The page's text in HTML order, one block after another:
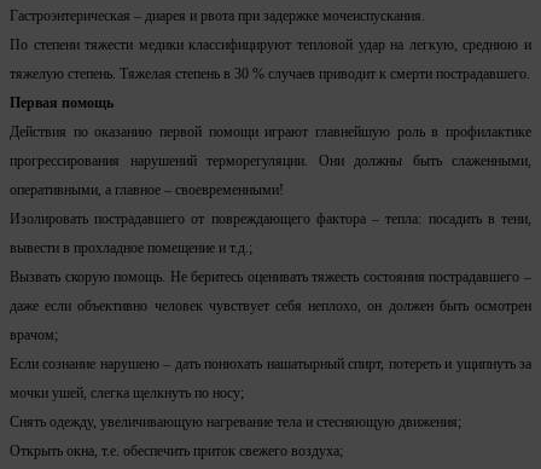
Гастроэнтерическая – диарея и рвота при задержке мочеиспускания.
По степени тяжести медики классифицируют тепловой удар на легкую, среднюю и
тяжелую степень. Тяжелая степень в 30 % случаев приводит к смерти пострадавшего.
Первая помощь
Действия по оказанию первой помощи играют главнейшую роль в профилактике
прогрессирования нарушений терморегуляции. Они должны быть слаженными,
оперативными, а главное – своевременными!
Изолировать пострадавшего от повреждающего фактора – тепла: посадить в тени,
вывести в прохладное помещение и т.д.;
Вызвать скорую помощь. Не беритесь оценивать тяжесть состояния пострадавшего –
даже если объективно человек чувствует себя неплохо, он должен быть осмотрен
врачом;
Если сознание нарушено – дать понюхать нашатырный спирт, потереть и ущипнуть за
мочки ушей, слегка щелкнуть по носу;
Снять одежду, увеличивающую нагревание тела и стесняющую движения;
Открыть окна, т.е. обеспечить приток свежего воздуха;